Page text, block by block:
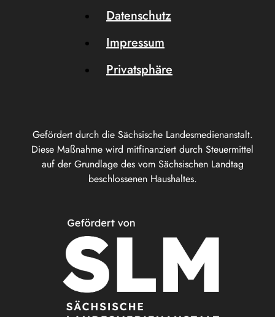
Gefördert durch die Sächsische Landesmedienanstalt.
Diese Maßnahme wird mitfinanziert durch Steuermittel
auf der Grundlage des vom Sächsischen Landtag
beschlossenen Haushaltes.
Datenschutz
Impressum
Privatsphäre